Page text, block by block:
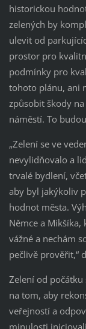
historickou
zelených by
ulevit od
prostor pro
podmínky pro
tohoto plánu, ani
způsobit škody
náměstí. To
„Zelení se ve
nevylidňovalo a
trvalé bydlení,
aby byl jakýkoliv
hodnot města.
Němce a
vážné a nechám
pečlivě prověřit,“
Zelení od
na tom, aby
veřejností a